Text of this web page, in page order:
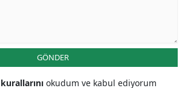
GÖNDER
okudum ve kabul ediyorum